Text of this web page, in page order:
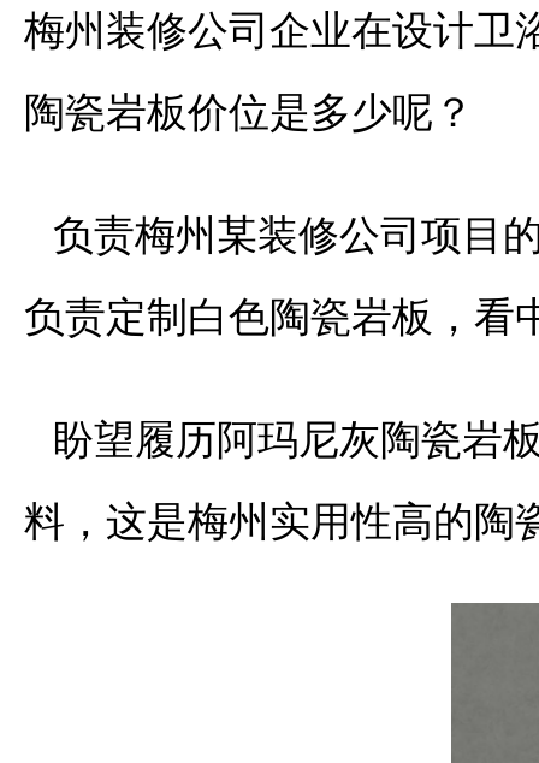
梅州装修公司企业在设计卫
陶瓷岩板价位是多少呢？
负责梅州某装修公司项目
负责定制白色陶瓷岩板，看
盼望履历阿玛尼灰陶瓷岩
料，这是梅州实用性高的陶